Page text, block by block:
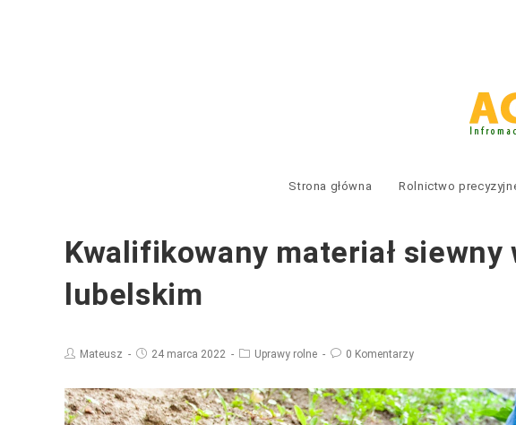
Strona główna Rolnictwo
Kwalifikowany materiał
lubelskim
Mateusz 24 marca 2022 Uprawy rolne 0 Komentarzy